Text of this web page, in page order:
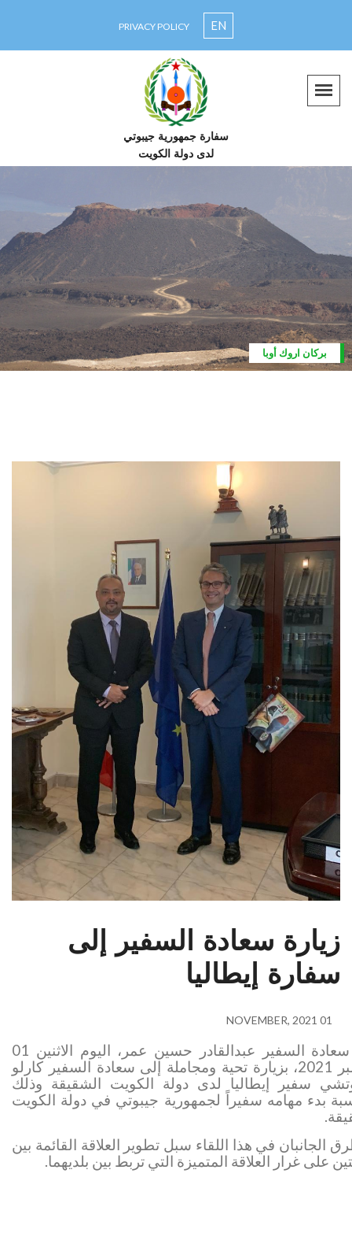
EN
PRIVACY POLICY
سفارة جمهورية جيبوتي
لدى دولة الكويت
بركان اروك أوبا
زيارة سعادة السفير إلى
سفارة إيطاليا
01 NOVEMBER, 2021
قام سعادة السفير عبدالقادر حسين عمر، اليوم الاثنين 01
السفير
كارلو
سفير إيطاليا لدى دولة الكويت الشقيقة وذلك
بدء مهامه سفيراً لجمهورية جيبوتي في دولة الكويت
.
الجانبان في هذا اللقاء سبل تطوير العلاقة القائمة بين
على غرار العلاقة المتميزة التي تربط بين بلديهما.